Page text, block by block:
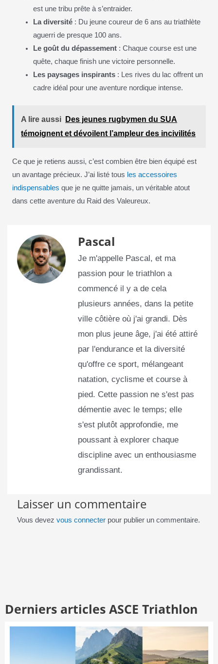
est une tribu prête à s’entraider.
La diversité : Du jeune coureur de 6 ans au triathlète
aguerri de presque 100 ans.
Le goût du dépassement : Chaque course est une
quête, chaque finish une victoire personnelle.
Les paysages inspirants : Les rives du lac offrent un
cadre idéal pour une aventure nordique intense.
A lire aussi
Des jeunes rugbymen du SUA
témoignent et dévoilent l’ampleur des incivilités
Ce que je retiens aussi, c’est combien être bien équipé est
un avantage précieux. J’ai listé tous les accessoires
indispensables que je ne quitte jamais, un véritable atout
dans cette aventure du Raid des Valeureux.
Pascal
Je m'appelle Pascal, et ma
passion pour le triathlon a
commencé il y a de cela
plusieurs années, dans la petite
ville côtière où j'ai grandi. Dès
mon plus jeune âge, j'ai été attiré
par l'endurance et la diversité
qu'offre ce sport, mélangeant
natation, cyclisme et course à
pied. Cette passion ne s'est pas
démentie avec le temps; elle
s'est plutôt approfondie, me
poussant à explorer chaque
discipline avec un enthousiasme
grandissant.
Laisser un commentaire
Vous devez vous connecterpour publier un commentaire.
Derniers articles ASCE Triathlon